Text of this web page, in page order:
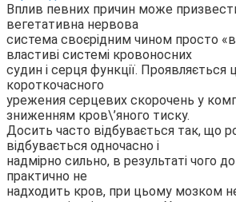
Вплив певних причин може
вегетативна нервова
система своєрідним чином просто
властиві системі кровоносних
судин і серця функції. Проявляється
короткочасного
урежения серцевих скорочень у
зниженням кров\’яного тиску.
Досить часто відбувається так, що
відбувається одночасно і
надмірно сильно, в результаті чого
практично не
надходить кров, при цьому мозком